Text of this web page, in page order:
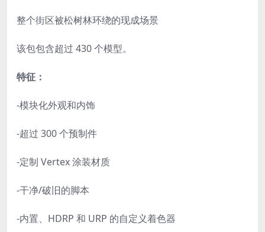
整个街区被松树林环绕的现成场景
该包包含超过 430 个模型。
特征：
-模块化外观和内饰
-超过 300 个预制件
-定制 Vertex 涂装材质
-干净/破旧的脚本
-内置、HDRP 和 URP 的自定义着色器